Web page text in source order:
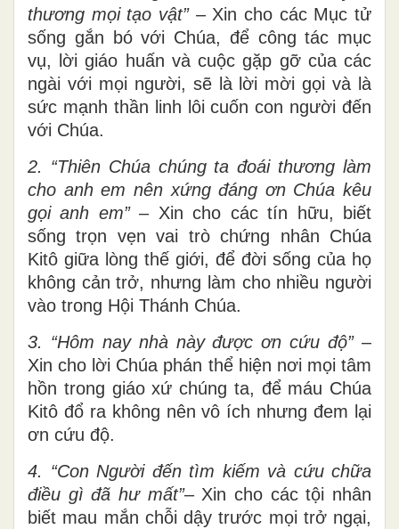
thương mọi tạo vật”– Xin cho các Mục tử
sống gắn bó với Chúa, để công tác mục
vụ, lời giáo huấn và cuộc gặp gỡ của các
ngài với mọi người, sẽ là lời mời gọi và là
sức mạnh thần linh lôi cuốn con người đến
với Chúa.
2. “Thiên Chúa chúng ta đoái thương làm
cho anh em nên xứng đáng ơn Chúa kêu
gọi anh em” –Xin cho các tín hữu, biết
sống trọn vẹn vai trò chứng nhân Chúa
Kitô giữa lòng thế giới, để đời sống của họ
không cản trở, nhưng làm cho nhiều người
vào trong Hội Thánh Chúa.
3. “Hôm nay nhà này được ơn cứu độ”–
Xin cho lời Chúa phán thể hiện nơi mọi tâm
hồn trong giáo xứ chúng ta, để máu Chúa
Kitô đổ ra không nên vô ích nhưng đem lại
ơn cứu độ.
4. “Con Người đến tìm kiếm và cứu chữa
điều gì đã hư mất”– Xin cho các tội nhân
biết mau mắn chỗi dậy trước mọi trở ngại,